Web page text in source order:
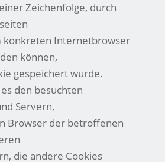
Zeichenfolge, durch
konkreten Internetbrowser
können,
gespeichert wurde.
den besuchten
Servern,
Browser der betroffenen
die andere Cookies